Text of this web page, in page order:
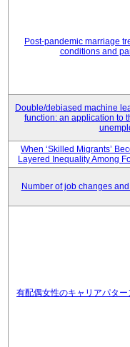
Post-pandemic marriage
conditions and
Double/debiased machine
function: an application to
When ‘Skilled Migrants’
Layered Inequality Among
Number of job changes
有配偶女性のキャリアパタ